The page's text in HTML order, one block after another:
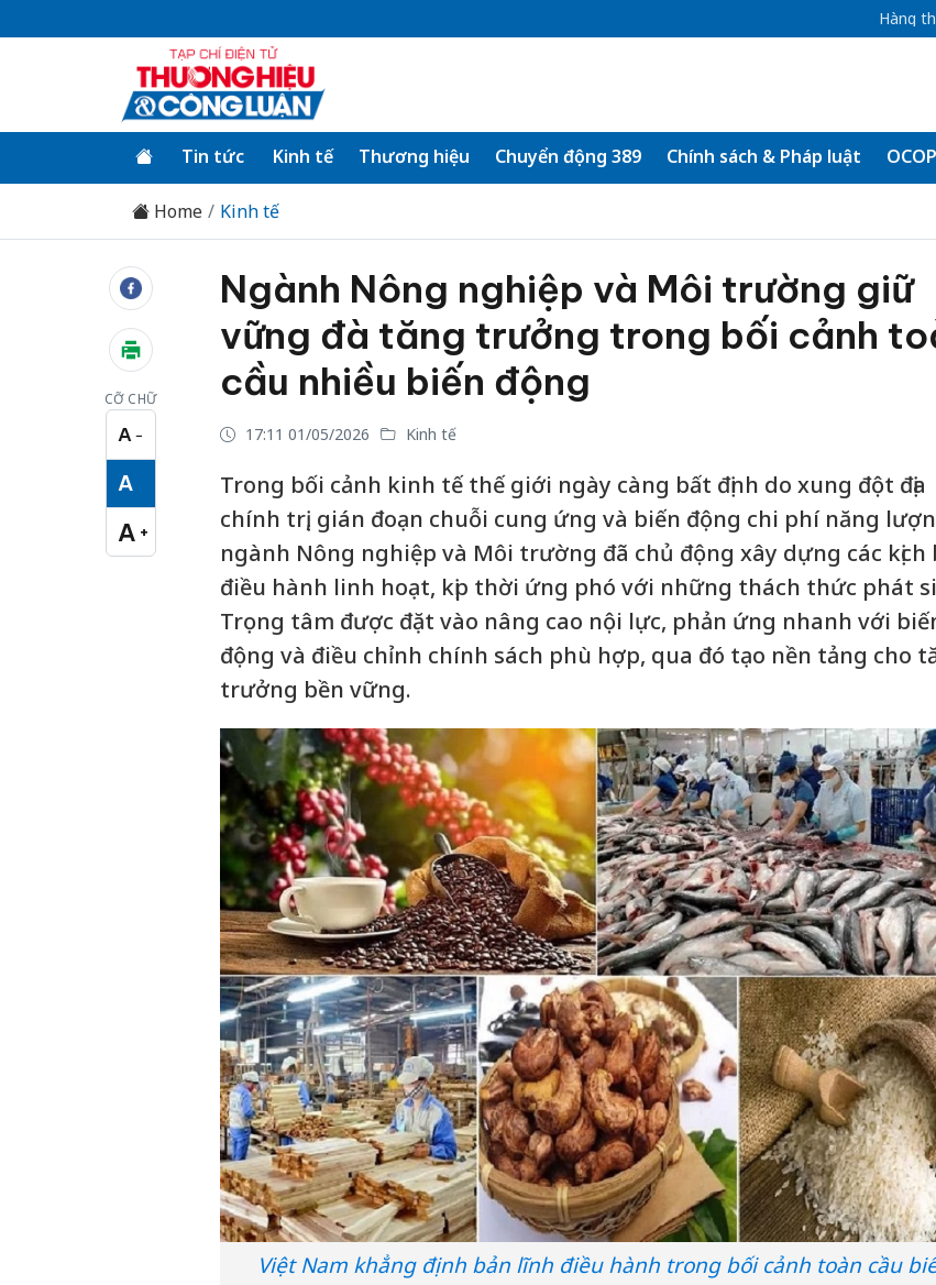
Hàng
Tin tức Kinh tế Thương hiệu Chuyển động 389 Chính sách & Pháp luật OCOP
Home Kinh tế
CỠ CHỮ
A −
Cỡ chữ nhỏ
A
Cỡ chữ vừa
A +
Cỡ chữ lớn
Ngành Nông nghiệp và Môi trường giữ
vững đà tăng trưởng trong bối cảnh
cầu nhiều biến động
17:11 01/05/2026 Kinh tế
Trong bối cảnh kinh tế thế giới ngày càng bất định do xung đột địa
chính trị, gián đoạn chuỗi cung ứng và biến động chi phí năng
ngành Nông nghiệp và Môi trường đã chủ động xây dựng các kịch
điều hành linh hoạt, kịp thời ứng phó với những thách thức phát
Trọng tâm được đặt vào nâng cao nội lực, phản ứng nhanh với
động và điều chỉnh chính sách phù hợp, qua đó tạo nền tảng cho
trưởng bền vững.
Việt Nam khẳng định bản lĩnh điều hành trong bối cảnh toàn cầu